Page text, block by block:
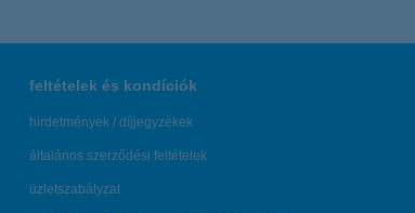
feltételek és kondíciók
hirdetmények / díjjegyzékek
általános szerződési feltételek
üzletszabályzat